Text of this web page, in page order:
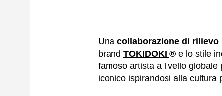
Una collaborazione di rilievo
brand TOKIDOKI ®e lo stile
famoso artista a livello globale
iconico ispirandosi alla cultura